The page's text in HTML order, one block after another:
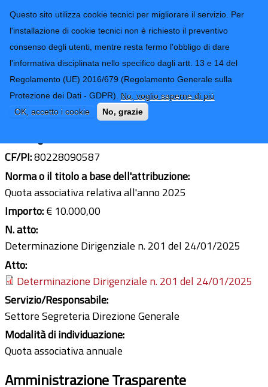
Questo sito utilizza cookie tecnici per migliorare il servizio. Per
l'installazione di cookie tecnici non è richiesto il preventivo
consenso degli utenti, mentre resta fermo l'obbligo di dare
l'informativa disciplinata nello specifico dagli artt. 13 e 14 del
Regolamento (UE) 2016/679 (Regolamento Generale sulla
Protezione dei Dati - GDPR). No, voglio saperne di più
OK, accetto i cookie
No, grazie
Provincia di
Imperia
CONTATTI-URP
TRASPARENZA
Form di ricerca
Associazione Unione Province d'Italia
Ultimo aggiornamento: 29/01/2025 - 13:07
CF/PI:80228090587
Norma o il titolo a base dell'attribuzione:
Quota associativa relativa all'anno 2025
Importo:€ 10.000,00
N. atto:
Determinazione Dirigenziale n. 201 del 24/01/2025
Atto:
Determinazione Dirigenziale n. 201 del 24/01/2025
Servizio/Responsabile:
Settore Segreteria Direzione Generale
Modalità di individuazione:
Quota associativa annuale
Amministrazione Trasparente